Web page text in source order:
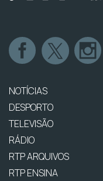
NOTÍCIAS
DESPORTO
TELEVISÃO
RÁDIO
RTP ARQUIVOS
RTP ENSINA